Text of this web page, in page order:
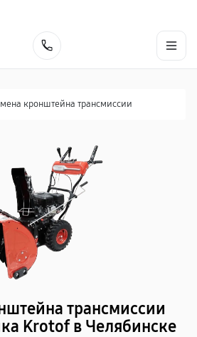
кронштейна трансмиссии
трансмиссии
Krotof в Челябинске